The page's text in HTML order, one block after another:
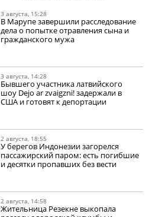
3 августа, 15:28
В Марупе завершили расследование
дела о попытке отравления сына и
гражданского мужа
3 августа, 14:28
Бывшего участника латвийского
шоу Dejo ar zvaigzni! задержали в
США и готовят к депортации
2 августа, 18:55
У берегов Индонезии загорелся
пассажирский паром: есть погибшие
и десятки пропавших без вести
2 августа, 14:58
Жительница Резекне выкопала